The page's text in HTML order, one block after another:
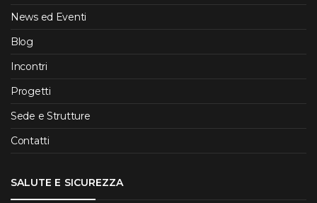
News ed Eventi
Blog
Incontri
Progetti
Sede e Strutture
Contatti
SALUTE E SICUREZZA